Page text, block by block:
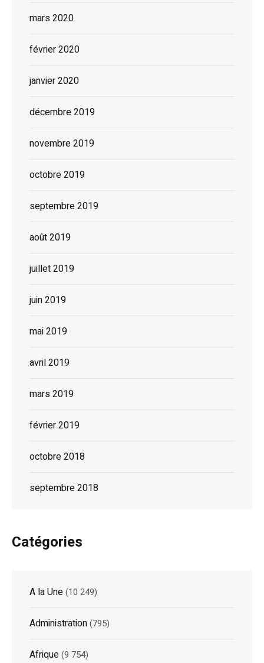
mars 2020
février 2020
janvier 2020
décembre 2019
novembre 2019
octobre 2019
septembre 2019
août 2019
juillet 2019
juin 2019
mai 2019
avril 2019
mars 2019
février 2019
octobre 2018
septembre 2018
Catégories
A la Une(10 249)
Administration(795)
Afrique(9 754)